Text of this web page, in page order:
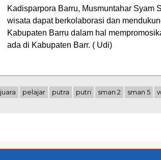
Kadisparpora Barru, Musmuntahar Syam
wisata dapat berkolaborasi dan
Kabupaten Barru dalam hal
ada di Kabupaten Barr. ( Udi)
juara pelajar putra putri sman 2 sman 5